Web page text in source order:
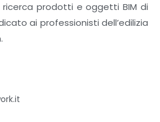
ricerca prodotti e oggetti BIM di
ai professionisti dell’edilizia